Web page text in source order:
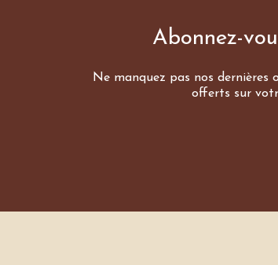
Abonnez-
Ne manquez pas nos dernières
offerts sur